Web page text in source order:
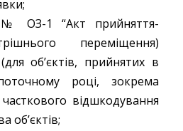
ОЗ-1 “Акт прийняття-
переміщення)
об’єктів, прийнятих в
році, зокрема
відшкодування
об’єктів;